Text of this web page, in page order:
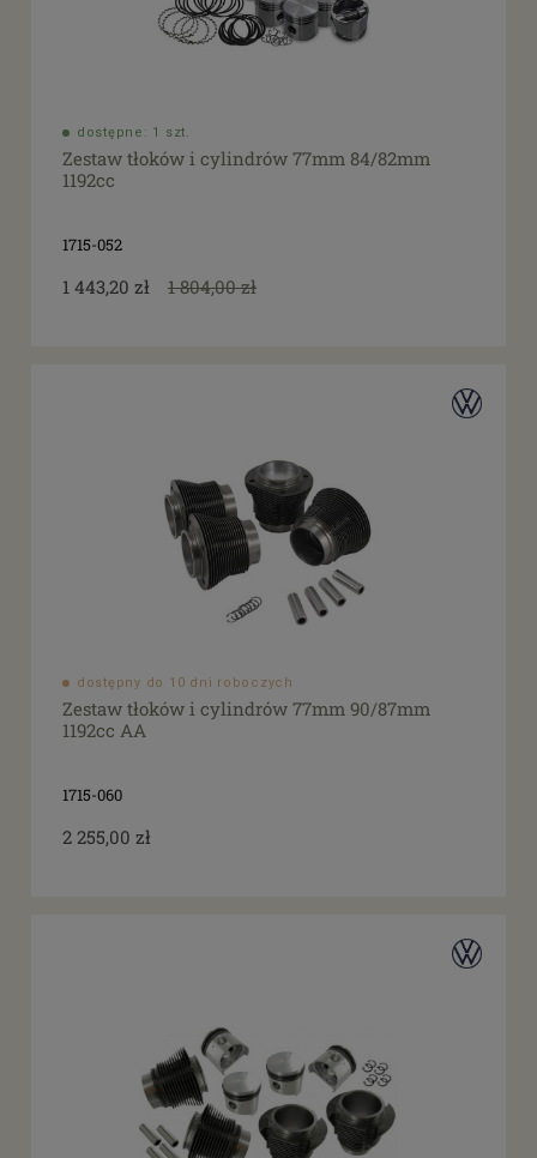
dostępne: 1 szt.
Zestaw tłoków i cylindrów 77mm 84/82mm
1192cc
1715-052
1 443,20 zł 1 804,00 zł
dostępny do 10 dni roboczych
Zestaw tłoków i cylindrów 77mm 90/87mm
1192cc AA
1715-060
2 255,00 zł